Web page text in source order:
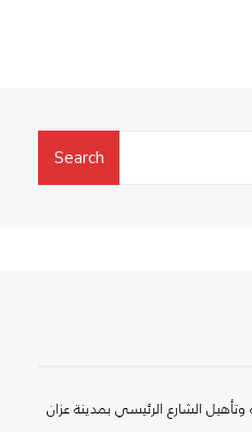
Search
الشارع الرئيسي بمدينة عزان